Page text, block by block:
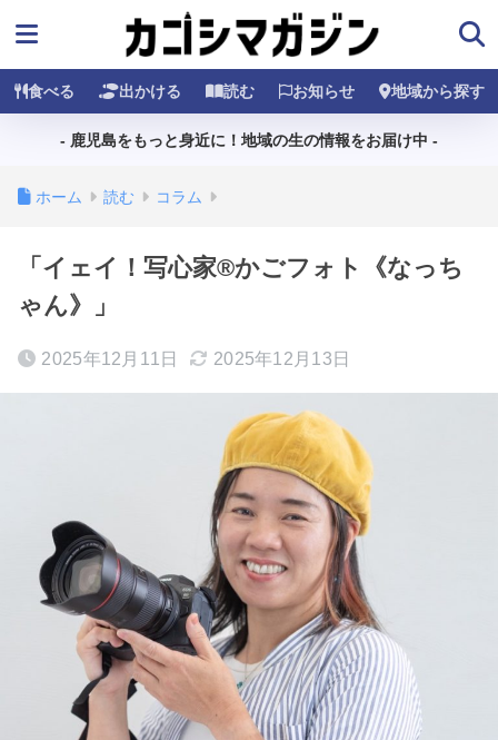
食べる 出かける 読む お知らせ 地域から探す
- 鹿児島をもっと身近に！地域の生の情報をお届け中 -
ホーム 読む コラム
「イェイ！写心家®️かごフォト《なっち
ゃん》」
2025年12月11日 2025年12月13日